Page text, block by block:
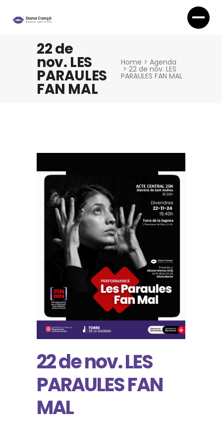
22 de
nov. LES
PARAULES
FAN MAL
Home >Agenda
>22 de nov. LES
PARAULES FAN MAL
22 de nov. LES
PARAULES FAN
MAL